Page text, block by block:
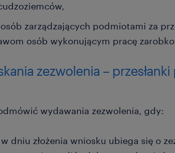
zarządzających podmiotami za
osób wykonującym pracę
zezwolenia –
wydawania zezwolenia, gdy:
dniu złożenia wniosku ubiega się o